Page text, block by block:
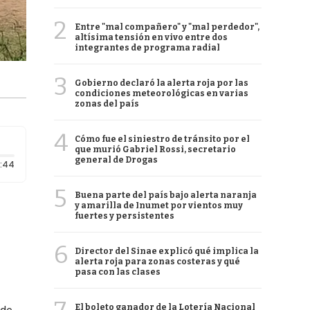
Duración: 44 segundos
2
Entre "mal compañero" y "mal perdedor",
altísima tensión en vivo entre dos
integrantes de programa radial
3
Gobierno declaró la alerta roja por las
condiciones meteorológicas en varias
zonas del país
4
Cómo fue el siniestro de tránsito por el
que murió Gabriel Rossi, secretario
general de Drogas
5
Buena parte del país bajo alerta naranja
y amarilla de Inumet por vientos muy
fuertes y persistentes
6
Director del Sinae explicó qué implica la
alerta roja para zonas costeras y qué
pasa con las clases
El boleto ganador de la Lotería Nacional